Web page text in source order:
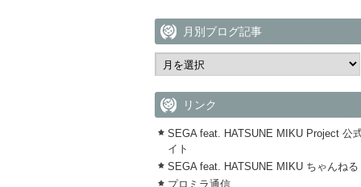
月別ブログ記事
リンク
SEGA feat. HATSUNE MIKU Project 公
イト
SEGA feat. HATSUNE MIKU ちゃんねる
プロミラ通信